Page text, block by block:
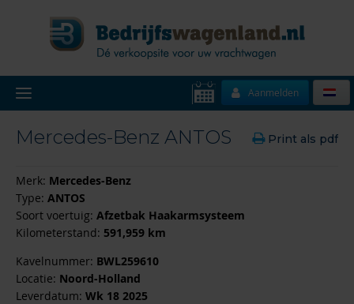
Aanmelden
Mercedes-Benz ANTOS Print als pdf
Merk: Mercedes-Benz
Type: ANTOS
Soort voertuig: Afzetbak Haakarmsysteem
Kilometerstand: 591,959 km
Kavelnummer: BWL259610
Locatie: Noord-Holland
Leverdatum: Wk 18 2025